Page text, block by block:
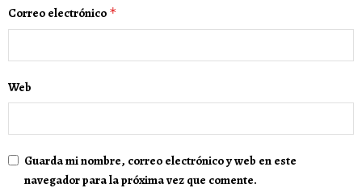
Correo electrónico *
Web
Guarda mi nombre, correo electrónico y web en este
navegador para la próxima vez que comente.